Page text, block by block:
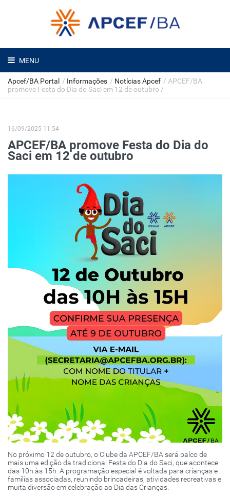
MENU
Apcef/BA Portal / Informações / Notícias Apcef / APCEF/BA
promove Festa do Dia do Saci em 12 de outubro /
16/09/2025 11:54
APCEF/BA promove Festa do Dia do
Saci em 12 de outubro
No próximo 12 de outubro, o Clube da APCEF/BA será palco de
mais uma edição da tradicional Festa do Dia do Saci, que acontece
das 10h às 15h. A programação especial é voltada para crianças e
famílias associadas, reunindo brincadeiras, atividades recreativas e
muita diversão em celebração ao Dia das Crianças.